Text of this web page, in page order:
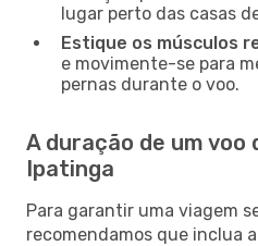
lugar perto das casas
Estique os músculos
e movimente-se para
pernas durante o voo.
A duração de um voo
Ipatinga
Para garantir uma viagem
recomendamos que inclua